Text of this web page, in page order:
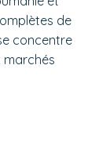
de
concentre
marchés